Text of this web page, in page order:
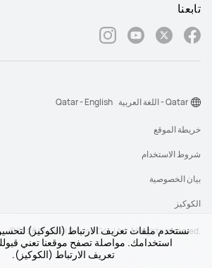
نستخدم ملفات تعريف الارتباط (الكوكيز)
استخدامك. مواصلة تصفح موقعنا تعني
تعريف الارتباط (الكوكيز).
تابعنا
‎©2026 Huawei Device Co., Ltd. All rights reserved.‎
خريطة الموقع
شروط الاستخدام
بيان الخصوصية
الكوكيز
Qatar - اللغة العربية Qatar - English